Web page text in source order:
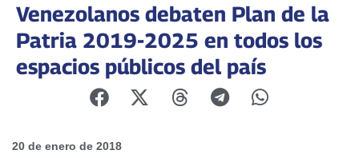
Venezolanos debaten Plan de la
Patria 2019-2025 en todos los
espacios públicos del país
20 de enero de 2018